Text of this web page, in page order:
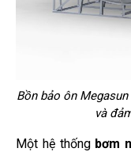
Bồn bảo ôn
và
Một hệ thống bơm